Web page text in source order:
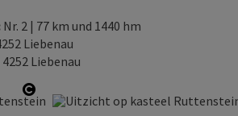
Nr. 2 | 77 km und 1440 hm
Liebenau
4252 Liebenau
Start Copyright